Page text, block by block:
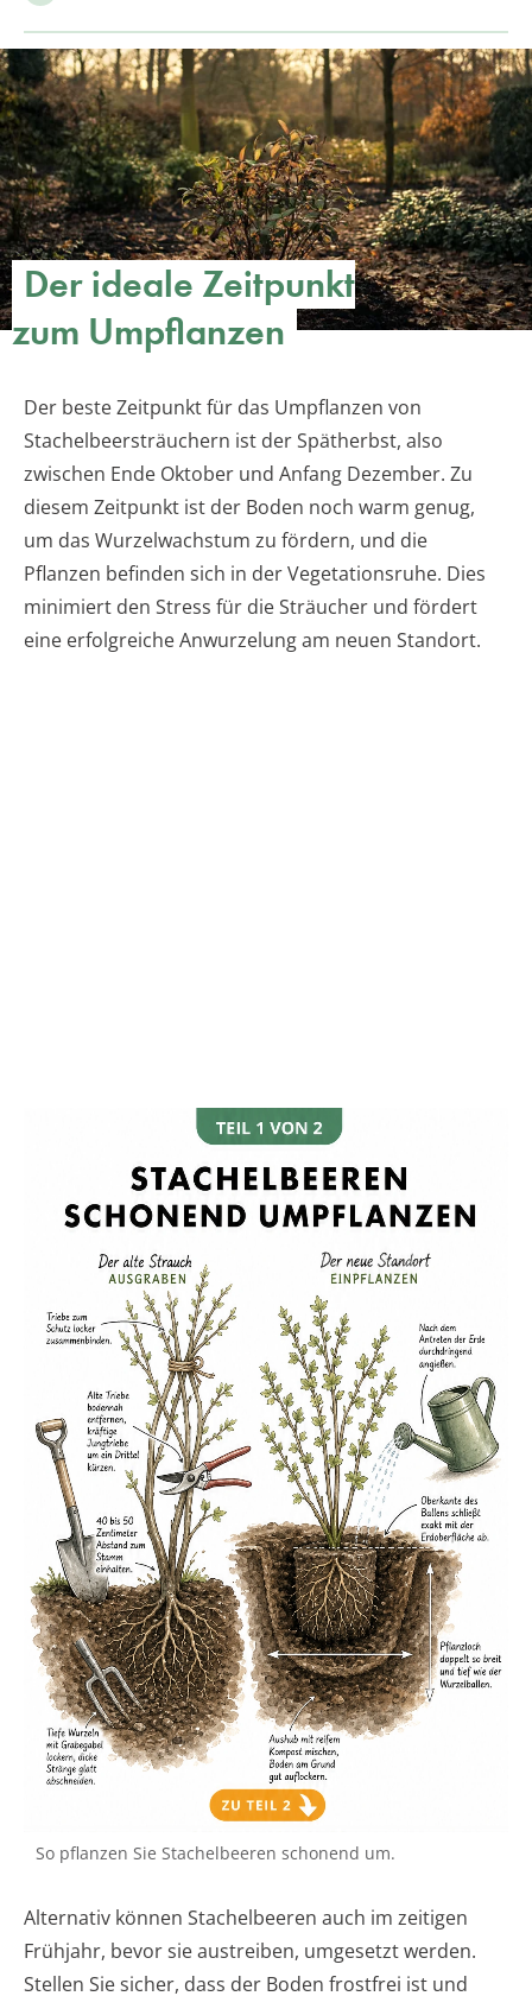
Der ideale Zeitpunkt
zum Umpflanzen
Der beste Zeitpunkt für das Umpflanzen von
Stachelbeersträuchern ist der Spätherbst, also
zwischen Ende Oktober und Anfang Dezember. Zu
diesem Zeitpunkt ist der Boden noch warm genug,
um das Wurzelwachstum zu fördern, und die
Pflanzen befinden sich in der Vegetationsruhe. Dies
minimiert den Stress für die Sträucher und fördert
eine erfolgreiche Anwurzelung am neuen Standort.
So pflanzen Sie Stachelbeeren schonend um.
Alternativ können Stachelbeeren auch im zeitigen
Frühjahr, bevor sie austreiben, umgesetzt werden.
Stellen Sie sicher, dass der Boden frostfrei ist und